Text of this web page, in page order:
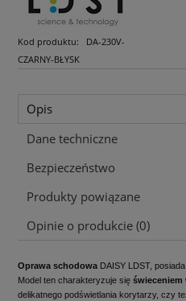
Kod produktu:
DA-230V-
CZARNY-BŁYSK
Opis
Dane techniczne
Bezpieczeństwo
Produkty powiązane
Opinie o produkcie (0)
Oprawa schodowa DAISY LDST,
Model ten charakteryzuje się świeceniem
delikatnego podświetlania korytarzy, czy